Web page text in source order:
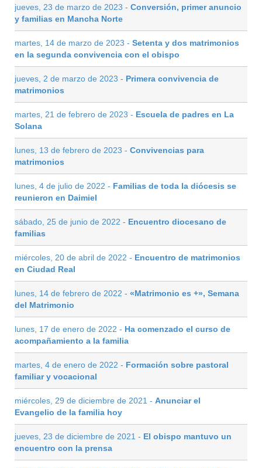
jueves, 23 de marzo de 2023 - Conversión, primer anuncio
y familias en Mancha Norte
martes, 14 de marzo de 2023 - Setenta y dos matrimonios
en la segunda convivencia con el obispo
jueves, 2 de marzo de 2023 - Primera convivencia de
matrimonios
martes, 21 de febrero de 2023 - Escuela de padres en La
Solana
lunes, 13 de febrero de 2023 - Convivencias para
matrimonios
lunes, 4 de julio de 2022 - Familias de toda la diócesis se
reunieron en Daimiel
sábado, 25 de junio de 2022 - Encuentro diocesano de
familias
miércoles, 20 de abril de 2022 - Encuentro de matrimonios
en Ciudad Real
lunes, 14 de febrero de 2022 - «Matrimonio es +», Semana
del Matrimonio
lunes, 17 de enero de 2022 - Ha comenzado el curso de
acompañamiento a la familia
martes, 4 de enero de 2022 - Formación sobre pastoral
familiar y vocacional
miércoles, 29 de diciembre de 2021 - Anunciar el
Evangelio de la familia hoy
jueves, 23 de diciembre de 2021 - El obispo mantuvo un
encuentro con la prensa